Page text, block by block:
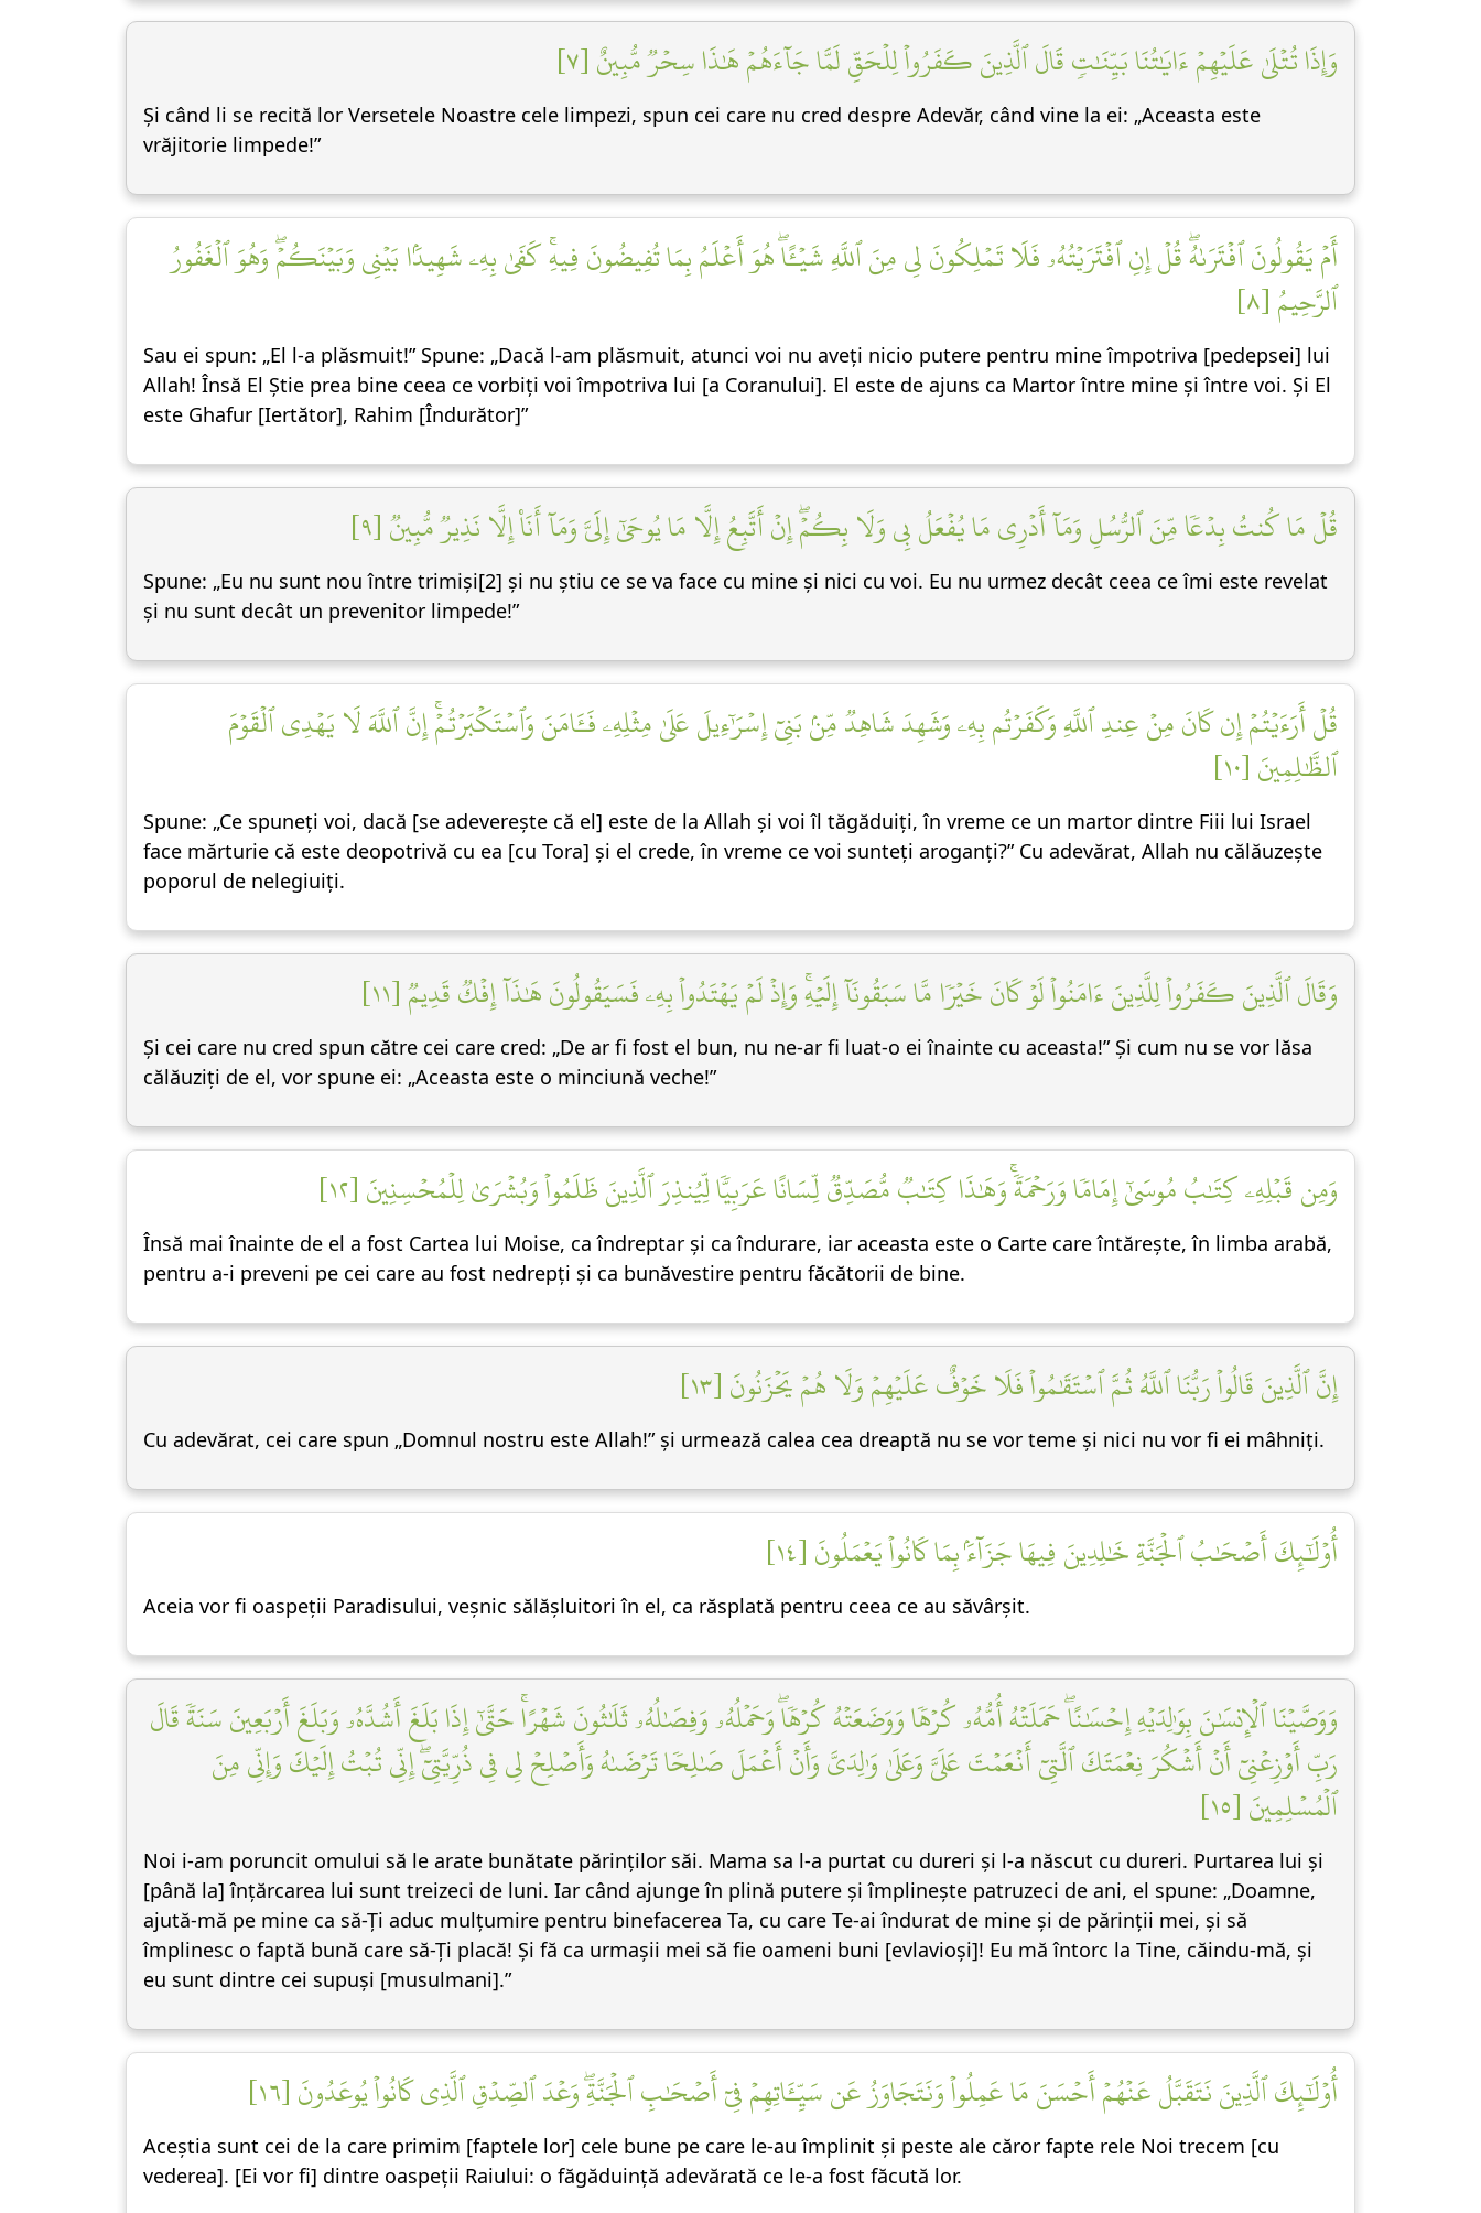
وَإِذَا تُتۡلَىٰ عَلَيۡهِمۡ ءَايَٰتُنَا بَيِّنَٰتٖ قَالَ ٱلَّذِينَ كَفَرُواْ لِلۡحَقِّ لَمَّا جَآءَهُمۡ هَٰذَا سِحۡرٞ مُّبِينٌ [٧]
Și când li se recită lor Versetele Noastre cele limpezi, spun cei care nu cred despre Adevăr, când vine la ei: „Aceasta este
vrăjitorie limpede!”
أَمۡ يَقُولُونَ ٱفۡتَرَىٰهُۖ قُلۡ إِنِ ٱفۡتَرَيۡتُهُۥ فَلَا تَمۡلِكُونَ لِي مِنَ ٱللَّهِ شَيۡـًٔاۖ هُوَ أَعۡلَمُ بِمَا تُفِيضُونَ فِيهِۚ كَفَىٰ بِهِۦ شَهِيدَۢا بَيۡنِي وَبَيۡنَكُمۡۖ وَهُوَ ٱلۡغَفُورُ
ٱلرَّحِيمُ [٨]
Sau ei spun: „El l-a plăsmuit!” Spune: „Dacă l-am plăsmuit, atunci voi nu aveți nicio putere pentru mine împotriva [pedepsei] lui
Allah! Însă El Știe prea bine ceea ce vorbiți voi împotriva lui [a Coranului]. El este de ajuns ca Martor între mine și între voi. Și El
este Ghafur [Iertător], Rahim [Îndurător]”
قُلۡ مَا كُنتُ بِدۡعٗا مِّنَ ٱلرُّسُلِ وَمَآ أَدۡرِي مَا يُفۡعَلُ بِي وَلَا بِكُمۡۖ إِنۡ أَتَّبِعُ إِلَّا مَا يُوحَىٰٓ إِلَيَّ وَمَآ أَنَا۠ إِلَّا نَذِيرٞ مُّبِينٞ [٩]
Spune: „Eu nu sunt nou între trimiși[2] și nu știu ce se va face cu mine și nici cu voi. Eu nu urmez decât ceea ce îmi este revelat
și nu sunt decât un prevenitor limpede!”
قُلۡ أَرَءَيۡتُمۡ إِن كَانَ مِنۡ عِندِ ٱللَّهِ وَكَفَرۡتُم بِهِۦ وَشَهِدَ شَاهِدٞ مِّنۢ بَنِيٓ إِسۡرَٰٓءِيلَ عَلَىٰ مِثۡلِهِۦ فَـَٔامَنَ وَٱسۡتَكۡبَرۡتُمۡۚ إِنَّ ٱللَّهَ لَا يَهۡدِي ٱلۡقَوۡمَ
ٱلظَّٰلِمِينَ [١٠]
Spune: „Ce spuneți voi, dacă [se adeverește că el] este de la Allah și voi îl tăgăduiți, în vreme ce un martor dintre Fiii lui Israel
face mărturie că este deopotrivă cu ea [cu Tora] și el crede, în vreme ce voi sunteți aroganți?” Cu adevărat, Allah nu călăuzește
poporul de nelegiuiți.
وَقَالَ ٱلَّذِينَ كَفَرُواْ لِلَّذِينَ ءَامَنُواْ لَوۡ كَانَ خَيۡرٗا مَّا سَبَقُونَآ إِلَيۡهِۚ وَإِذۡ لَمۡ يَهۡتَدُواْ بِهِۦ فَسَيَقُولُونَ هَٰذَآ إِفۡكٞ قَدِيمٞ [١١]
Și cei care nu cred spun către cei care cred: „De ar fi fost el bun, nu ne-ar fi luat-o ei înainte cu aceasta!” Și cum nu se vor lăsa
călăuziți de el, vor spune ei: „Aceasta este o minciună veche!”
وَمِن قَبۡلِهِۦ كِتَٰبُ مُوسَىٰٓ إِمَامٗا وَرَحۡمَةٗۚ وَهَٰذَا كِتَٰبٞ مُّصَدِّقٞ لِّسَانًا عَرَبِيّٗا لِّيُنذِرَ ٱلَّذِينَ ظَلَمُواْ وَبُشۡرَىٰ لِلۡمُحۡسِنِينَ [١٢]
Însă mai înainte de el a fost Cartea lui Moise, ca îndreptar și ca îndurare, iar aceasta este o Carte care întărește, în limba arabă,
pentru a-i preveni pe cei care au fost nedrepți și ca bunăvestire pentru făcătorii de bine.
إِنَّ ٱلَّذِينَ قَالُواْ رَبُّنَا ٱللَّهُ ثُمَّ ٱسۡتَقَٰمُواْ فَلَا خَوۡفٌ عَلَيۡهِمۡ وَلَا هُمۡ يَحۡزَنُونَ [١٣]
Cu adevărat, cei care spun „Domnul nostru este Allah!” și urmează calea cea dreaptă nu se vor teme și nici nu vor fi ei mâhniți.
أُوْلَٰٓئِكَ أَصۡحَٰبُ ٱلۡجَنَّةِ خَٰلِدِينَ فِيهَا جَزَآءَۢ بِمَا كَانُواْ يَعۡمَلُونَ [١٤]
Aceia vor fi oaspeții Paradisului, veșnic sălășluitori în el, ca răsplată pentru ceea ce au săvârșit.
وَوَصَّيۡنَا ٱلۡإِنسَٰنَ بِوَٰلِدَيۡهِ إِحۡسَٰنًاۖ حَمَلَتۡهُ أُمُّهُۥ كُرۡهٗا وَوَضَعَتۡهُ كُرۡهٗاۖ وَحَمۡلُهُۥ وَفِصَٰلُهُۥ ثَلَٰثُونَ شَهۡرًاۚ حَتَّىٰٓ إِذَا بَلَغَ أَشُدَّهُۥ وَبَلَغَ أَرۡبَعِينَ سَنَةٗ قَالَ
رَبِّ أَوۡزِعۡنِيٓ أَنۡ أَشۡكُرَ نِعۡمَتَكَ ٱلَّتِيٓ أَنۡعَمۡتَ عَلَيَّ وَعَلَىٰ وَٰلِدَيَّ وَأَنۡ أَعۡمَلَ صَٰلِحٗا تَرۡضَىٰهُ وَأَصۡلِحۡ لِي فِي ذُرِّيَّتِيٓۖ إِنِّي تُبۡتُ إِلَيۡكَ وَإِنِّي مِنَ
ٱلۡمُسۡلِمِينَ [١٥]
Noi i-am poruncit omului să le arate bunătate părinților săi. Mama sa l-a purtat cu dureri și l-a născut cu dureri. Purtarea lui și
[până la] înțărcarea lui sunt treizeci de luni. Iar când ajunge în plină putere și împlinește patruzeci de ani, el spune: „Doamne,
ajută-mă pe mine ca să-Ți aduc mulțumire pentru binefacerea Ta, cu care Te-ai îndurat de mine și de părinții mei, și să
împlinesc o faptă bună care să-Ți placă! Și fă ca urmașii mei să fie oameni buni [evlavioși]! Eu mă întorc la Tine, căindu-mă, și
eu sunt dintre cei supuși [musulmani].”
أُوْلَٰٓئِكَ ٱلَّذِينَ نَتَقَبَّلُ عَنۡهُمۡ أَحۡسَنَ مَا عَمِلُواْ وَنَتَجَاوَزُ عَن سَيِّـَٔاتِهِمۡ فِيٓ أَصۡحَٰبِ ٱلۡجَنَّةِۖ وَعۡدَ ٱلصِّدۡقِ ٱلَّذِي كَانُواْ يُوعَدُونَ [١٦]
Aceștia sunt cei de la care primim [faptele lor] cele bune pe care le-au împlinit și peste ale căror fapte rele Noi trecem [cu
vederea]. [Ei vor fi] dintre oaspeții Raiului: o făgăduință adevărată ce le-a fost făcută lor.